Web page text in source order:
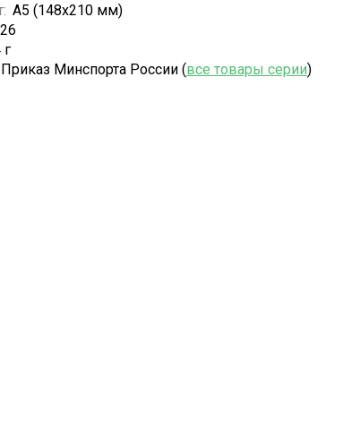
А5 (148x210 мм)
г
Приказ Минспорта России (все товары серии)